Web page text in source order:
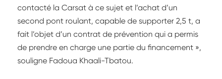
contacté la Carsat à ce sujet et l’achat d’un
second pont roulant, capable de supporter 2,5 t, a
fait l’objet d’un contrat de prévention qui a permis
de prendre en charge une partie du financement »,
souligne Fadoua Khaali-Tbatou.